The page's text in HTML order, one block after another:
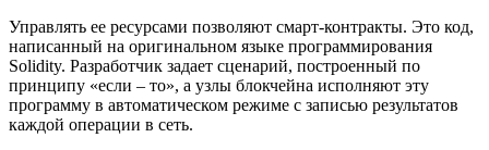
Управлять ее ресурсами позволяют смарт-контракты. Это код,
написанный на оригинальном языке программирования
Solidity. Разработчик задает сценарий, построенный по
принципу «если – то», а узлы блокчейна исполняют эту
программу в автоматическом режиме с записью результатов
каждой операции в сеть.